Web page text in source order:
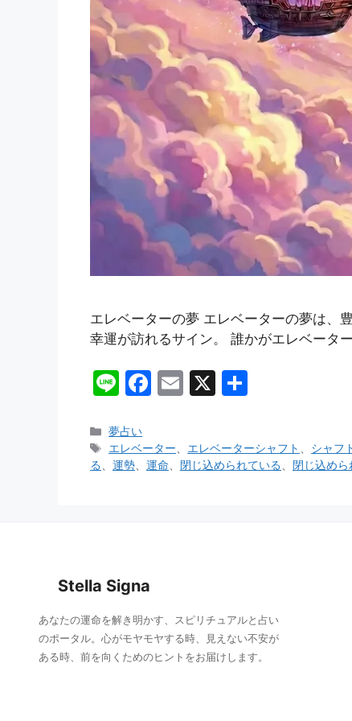
エレベーターの夢 エレベーターの夢は、
幸運が訪れるサイン。 誰かがエレベータ
Li
e
F
e
E
l
X
カ
テ
ゴ
夢占い
タ
グ
エレベーター、 エレベーターシャフト 、 シャフ
る、 運勢、 運命、 閉じ込められている、 閉じ込めら
Stella Signa
あなたの運命を解き明かす、スピリチュアルと占い
のポータル。心がモヤモヤする時、見えない不安が
ある時、前を向くためのヒントをお届けします。